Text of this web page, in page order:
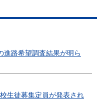
進路希望調査結果が明ら
生徒募集定員が発表され